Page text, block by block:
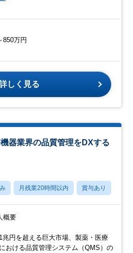
850万円
しく見る
機器業界の品質管理をDXする
月残業20時間以内 賞与あり
概要
兆円を超える巨大市場、製薬・医療
おける品質管理システム（QMS）の